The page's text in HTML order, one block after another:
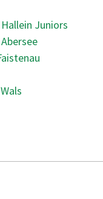
Juniors